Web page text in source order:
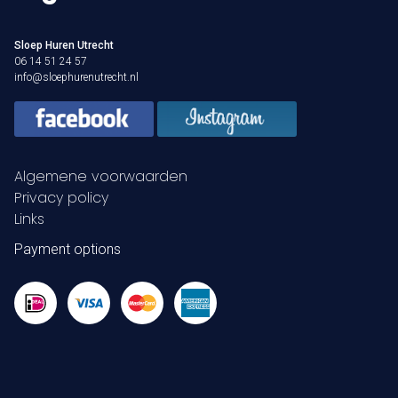
Sloep Huren Utrecht
06 14 51 24 57
info@sloephurenutrecht.nl
Algemene voorwaarden
Privacy policy
Links
Payment options